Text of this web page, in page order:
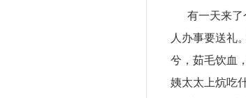
有一天来了
人办事要送礼
兮，茹毛饮血
姨太太上炕吃